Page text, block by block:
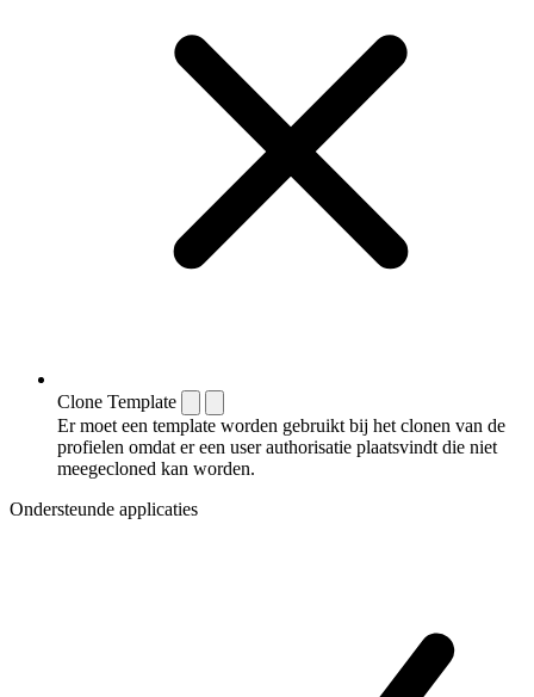
Clone Template
Er moet een template worden gebruikt bij het clonen van de
profielen omdat er een user authorisatie plaatsvindt die niet
meegecloned kan worden.
Ondersteunde applicaties